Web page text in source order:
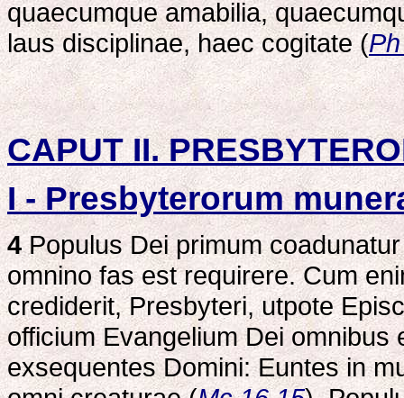
quaecumque amabilia,
laus disciplinae, haec cogitate (
CAPUT II.
I - Presbyterorum
4Populus Dei primum
omnino fas est requirere. Cum
crediderit, Presbyteri, utpote
officium Evangelium Dei omnibus
exsequentes Domini: Euntes in